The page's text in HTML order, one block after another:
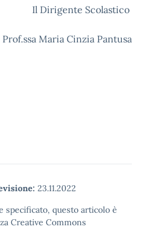
Il Dirigente Scolastico
Prof.ssa Maria Cinzia Pantusa
23.11.2022
specificato, questo articolo è
Creative Commons